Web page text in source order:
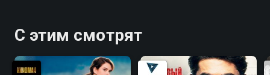
С этим смотрят